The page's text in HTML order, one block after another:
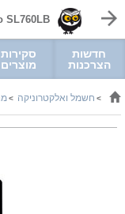
SL760LB
חדשות
הצרכנות
סקירות
מוצרים
> חשמל ואלקטרוניקה >